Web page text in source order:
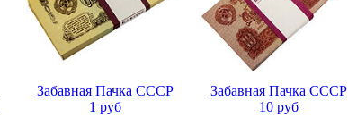
Забавная Пачка СССР
1 руб
Забавная Пачка СССР
10 руб